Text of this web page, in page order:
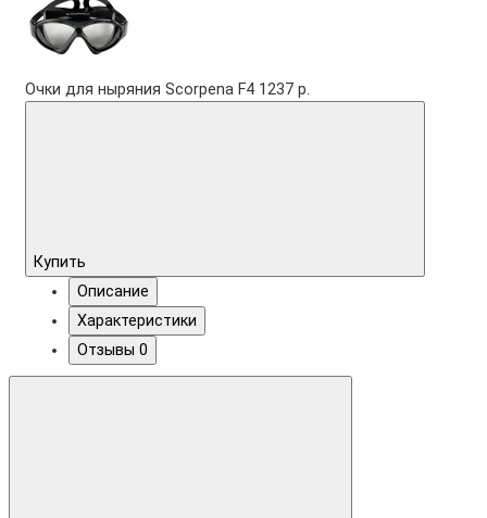
Очки для ныряния Scorpena F4 1237 р.
Купить
Описание
Характеристики
Отзывы 0